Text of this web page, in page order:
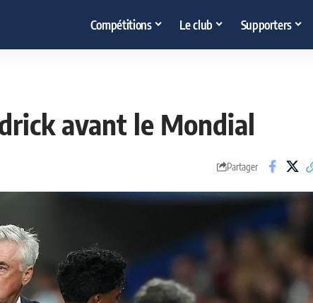
Compétitions Le club Supporters
avant le Mondial
Partager